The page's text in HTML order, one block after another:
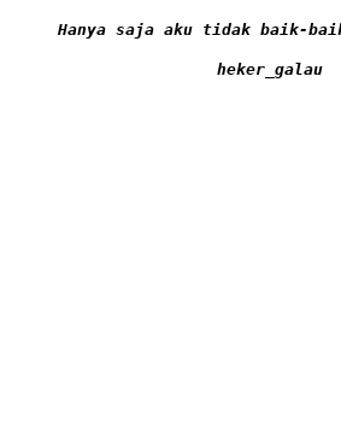
Hanya saja aku tidak baik-
heker_galau